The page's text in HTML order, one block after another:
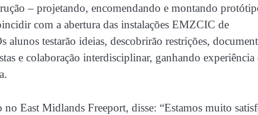
– projetando, encomendando e montando
com a abertura das instalações EMZCIC de
testarão ideias, descobrirão restrições,
e colaboração interdisciplinar, ganhando experiência
East Midlands Freeport, disse: “Estamos muito